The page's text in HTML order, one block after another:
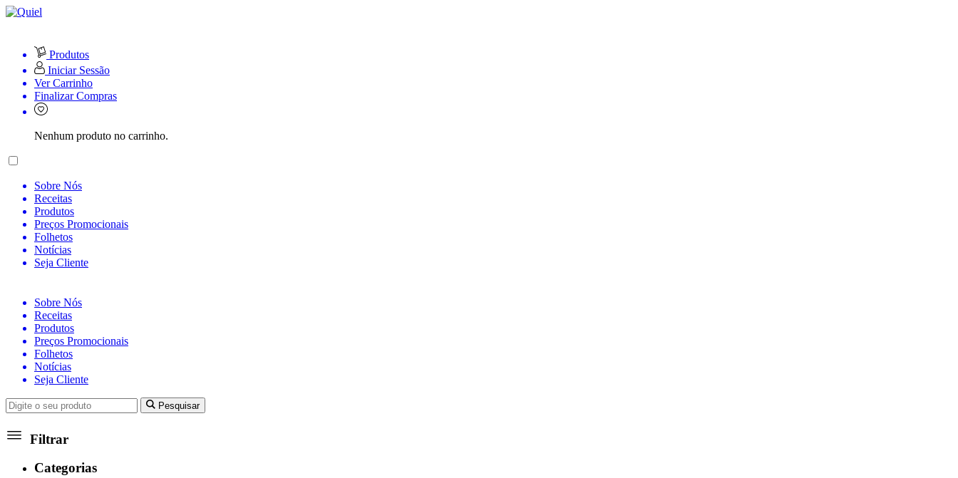
Produtos
Iniciar Sessão
Ver Carrinho
Finalizar Compras
Nenhum produto no carrinho.
Sobre Nós
Receitas
Produtos
Preços Promocionais
Folhetos
Notícias
Seja Cliente
Sobre Nós
Receitas
Produtos
Preços Promocionais
Folhetos
Notícias
Seja Cliente
Pesquisar
Filtrar
Categorias